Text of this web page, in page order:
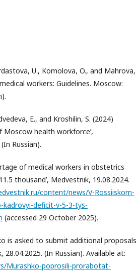
U., Komolova, O., and Mahrova,
workers: Guidelines. Moscow:
E., and Kroshilin, S. (2024)
Moscow health workforce’,
Russian).
of medical workers in obstetrics
thousand’, Medvestnik, 19.08.2024.
content/news/V-Rossiiskom-
kadrovyi-deficit-v-5-3-tys-
(accessed 29 October 2025).
is asked to submit additional proposals
(In Russian). Available at:
Murashko-poprosili-prorabotat-